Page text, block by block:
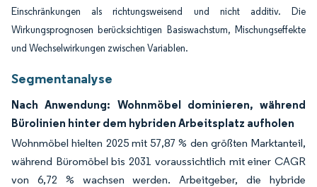
Einschränkungen als richtungsweisend und nicht additiv. Die
Wirkungsprognosen berücksichtigen Basiswachstum, Mischungseffekte
und Wechselwirkungen zwischen Variablen.
Segmentanalyse
Nach Anwendung: Wohnmöbel dominieren, während
Bürolinien hinter dem hybriden Arbeitsplatz aufholen
Wohnmöbel hielten 2025 mit 57,87 % den größten Marktanteil,
während Büromöbel bis 2031 voraussichtlich mit einer CAGR
von 6,72 % wachsen werden. Arbeitgeber, die hybride